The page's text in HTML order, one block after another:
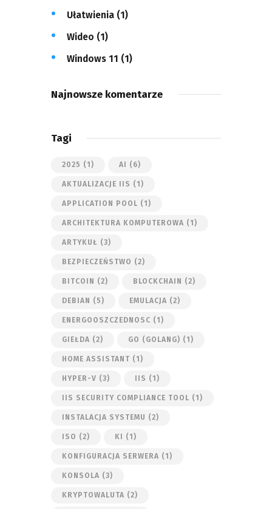
Ułatwienia(1)
Wideo (1)
Windows 11 (1)
Najnowsze komentarze
Tagi
2025 (1) AI (6)
AKTUALIZACJE IIS (1)
APPLICATION POOL (1)
ARCHITEKTURA KOMPUTEROWA (1)
ARTYKUŁ (3)
BEZPIECZEŃSTWO (2)
BITCOIN (2) BLOCKCHAIN (2)
DEBIAN (5) EMULACJA (2)
ENERGOOSZCZEDNOSC (1)
GIEŁDA (2) GO (GOLANG) (1)
HOME ASSISTANT (1)
HYPER-V (3) IIS (1)
IIS SECURITY COMPLIANCE TOOL (1)
INSTALACJA SYSTEMU (2)
ISO (2) KI (1)
KONFIGURACJA SERWERA (1)
KONSOLA (3)
KRYPTOWALUTA (2)